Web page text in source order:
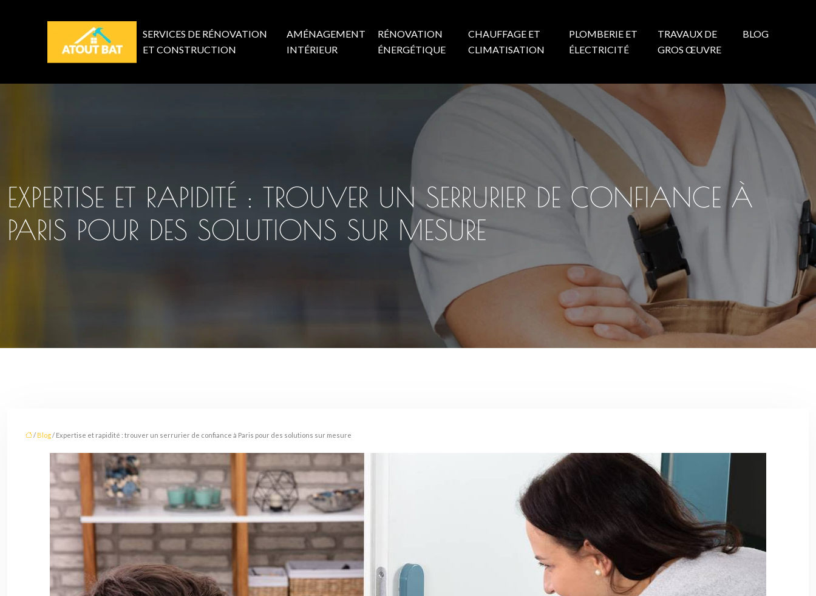
SERVICES DE RÉNOVATION
ET CONSTRUCTION
AMÉNAGEMENT
INTÉRIEUR
RÉNOVATION
ÉNERGÉTIQUE
CHAUFFAGE ET
CLIMATISATION
PLOMBERIE ET
ÉLECTRICITÉ
TRAVAUX DE
GROS ŒUVRE
BLOG
EXPERTISE ET RAPIDITÉ : TROUVER UN SERRURIER DE CONFIANCE À
PARIS POUR DES SOLUTIONS SUR MESURE
/ Blog/ Expertise et rapidité : trouver un serrurier de confiance à Paris pour des solutions sur mesure